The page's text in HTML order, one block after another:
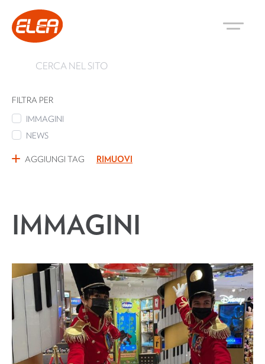
AGGIUNGI TAG RIMUOVI
FILTRA PER
IMMAGINI
NEWS
IMMAGINI